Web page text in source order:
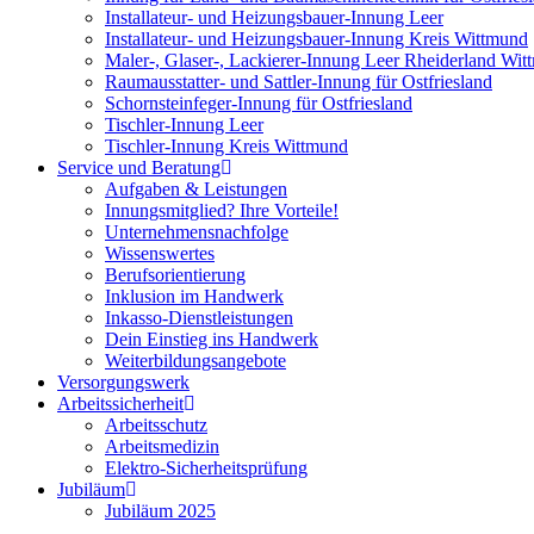
Installateur- und Heizungsbauer-Innung Leer
Installateur- und Heizungsbauer-Innung Kreis Wittmund
Maler-, Glaser-, Lackierer-Innung Leer Rheiderland
Raumausstatter- und Sattler-Innung für Ostfriesland
Schornsteinfeger-Innung für Ostfriesland
Tischler-Innung Leer
Tischler-Innung Kreis Wittmund
Service und Beratung
Aufgaben & Leistungen
Innungsmitglied? Ihre Vorteile!
Unternehmensnachfolge
Wissenswertes
Berufsorientierung
Inklusion im Handwerk
Inkasso-Dienstleistungen
Dein Einstieg ins Handwerk
Weiterbildungsangebote
Versorgungswerk
Arbeitssicherheit
Arbeitsschutz
Arbeitsmedizin
Elektro-Sicherheitsprüfung
Jubiläum
Jubiläum 2025